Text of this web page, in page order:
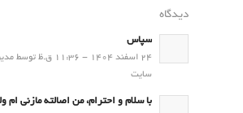
دیدگاه
سپاس
24 اسفند 1404 - 11:36 ق.ظ
سایت
با سلام و احترام، من اصالته مازنی ام